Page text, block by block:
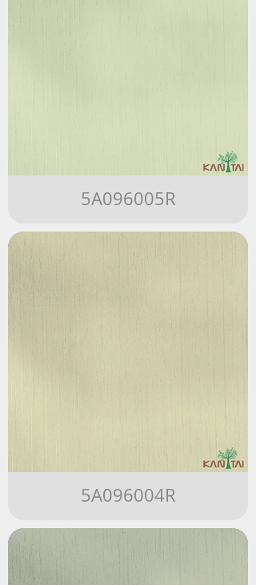
5A096005R
5A096004R